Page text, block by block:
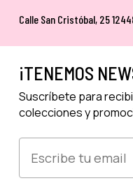
Calle San Cristóbal, 25
¡TENEMOS
Suscríbete para
colecciones y